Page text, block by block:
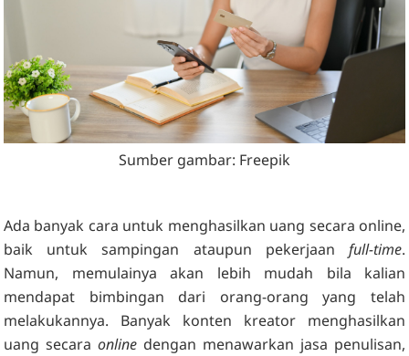
Sumber gambar: Freepik
Ada banyak cara untuk menghasilkan uang secara online,
baik untuk sampingan ataupun pekerjaan full-time.
Namun, memulainya akan lebih mudah bila kalian
mendapat bimbingan dari orang-orang yang telah
melakukannya. Banyak konten kreator menghasilkan
uang secara online dengan menawarkan jasa penulisan,